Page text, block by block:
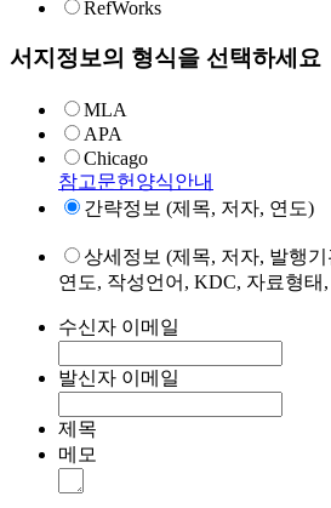
RefWorks
서지정보의 형식을 선택하세요
MLA
APA
Chicago
참고문헌양식안내
간략정보 (제목, 저자, 연도)
상세정보 (제목, 저자, 발행
연도, 작성언어, KDC, 자료형
수신자 이메일
발신자 이메일
제목
메모